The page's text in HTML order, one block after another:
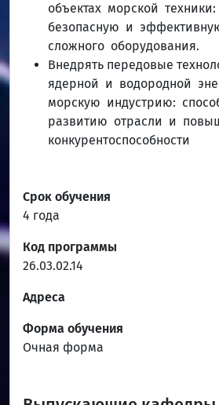
объектах морской
безопасную и
сложного оборудования.
Внедрять передовые
ядерной и водородной
морскую индустрию:
развитию отрасли и
конкурентоспособности
Срок обучения
4 года
Код программы
26.03.02.14
Адреса
Форма обучения
Очная форма